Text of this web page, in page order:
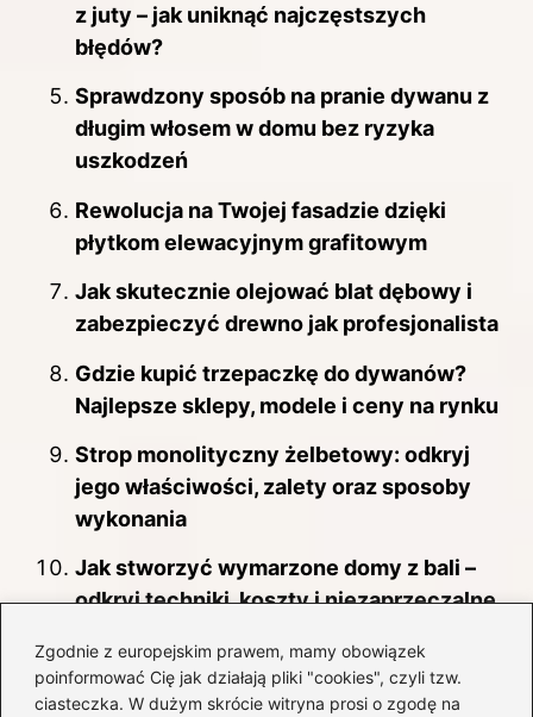
Zgodnie z europejskim prawem, mamy obowiązek
poinformować Cię jak działają pliki "cookies", czyli tzw.
ciasteczka. W dużym skrócie witryna prosi o zgodę na
z juty – jak uniknąć najczęstszych
błędów?
Sprawdzony sposób na pranie dywanu z
długim włosem w domu bez ryzyka
uszkodzeń
Rewolucja na Twojej fasadzie dzięki
płytkom elewacyjnym grafitowym
Jak skutecznie olejować blat dębowy i
zabezpieczyć drewno jak profesjonalista
Gdzie kupić trzepaczkę do dywanów?
Najlepsze sklepy, modele i ceny na rynku
Strop monolityczny żelbetowy: odkryj
jego właściwości, zalety oraz sposoby
wykonania
Jak stworzyć wymarzone domy z bali –
odkryj techniki, koszty i niezaprzeczalne